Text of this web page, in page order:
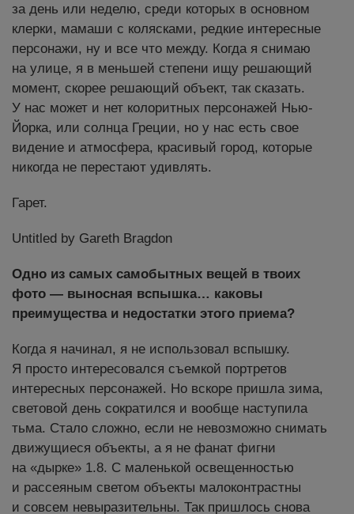
за день или неделю, среди которых в основном
клерки, мамаши с колясками, редкие интересные
персонажи, ну и все что между. Когда я снимаю
на улице, я в меньшей степени ищу решающий
момент, скорее решающий объект, так сказать.
У нас может и нет колоритных персонажей Нью-
Йорка, или солнца Греции, но у нас есть свое
видение и атмосфера, красивый город, которые
никогда не перестают удивлять.
Гарет.
Untitled by Gareth Bragdon
Одно из самых самобытных вещей в твоих
фото — выносная вспышка… каковы
преимущества и недостатки этого приема?
Когда я начинал, я не использовал вспышку.
Я просто интересовался съемкой портретов
интересных персонажей. Но вскоре пришла зима,
световой день сократился и вообще наступила
тьма. Стало сложно, если не невозможно снимать
движущиеся объекты, а я не фанат фигни
на «дырке» 1.8. С маленькой освещенностью
и рассеяным светом объекты малоконтрастны
и совсем невыразительны. Так пришлось снова